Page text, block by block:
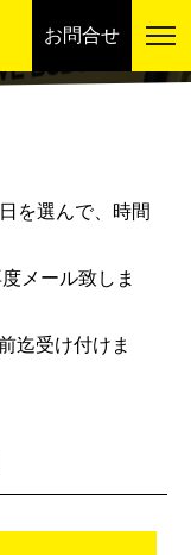
お問合せ
を選んで、時間
メール致しま
迄受け付けま